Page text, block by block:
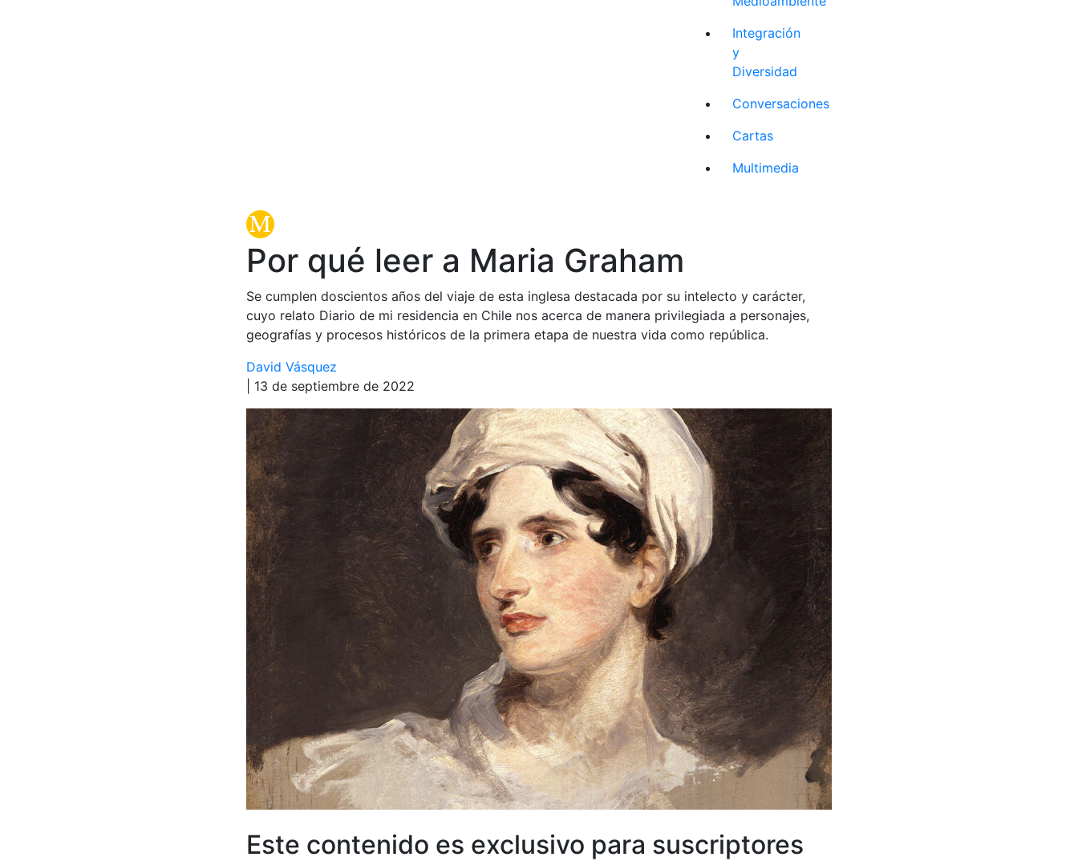
Integración
y
Diversidad
Conversaciones
Cartas
Multimedia
Por qué leer a Maria Graham
Se cumplen doscientos años del viaje de esta inglesa destacada por su intelecto y carácter,
cuyo relato Diario de mi residencia en Chile nos acerca de manera privilegiada a personajes,
geografías y procesos históricos de la primera etapa de nuestra vida como república.
David Vásquez
| 13 de septiembre de 2022
Este contenido es exclusivo para suscriptores